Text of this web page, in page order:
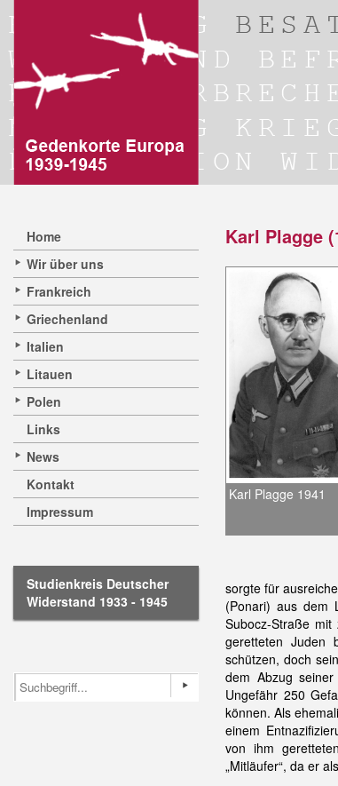
Home
Wir über uns
Frankreich
Griechenland
Italien
Litauen
Polen
Links
News
Kontakt
Impressum
Studienkreis Deutscher
Widerstand 1933 - 1945
Karl Plagge
Karl Plagge 1941
sorgte für
(Ponari) aus dem
Subocz-Straße
geretteten Juden
schützen, doch
dem Abzug
Ungefähr 250
können. Als
einem
von ihm
„Mitläufer“, da er